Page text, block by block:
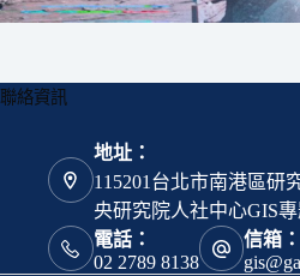
聯絡資訊
地址：
115201台北市南港區研
央研究院人社中心GIS專
電話：
02 2789 8138
信箱：